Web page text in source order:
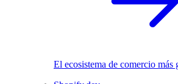
El ecosistema de comercio más